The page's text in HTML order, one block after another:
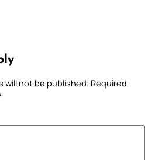
will not be published. Required